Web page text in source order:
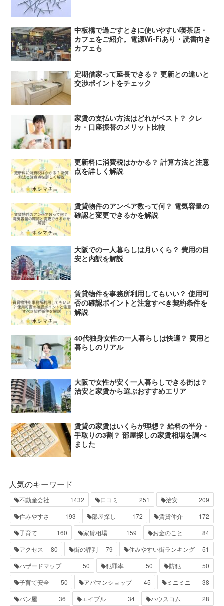
中板橋で過ごすときに使いやすい喫茶店・
カフェをご紹介。電源Wi-Fiあり・読書向き
カフェも
定期借家って延長できる？ 更新との違いと
交渉ポイントをチェック
家賃の支払い方法はどれがベスト？ クレ
カ・口座振替のメリット比較
更新料に消費税はかかる？ 計算方法と注意
点を詳しく解説
賃貸物件のアンペア数って何？ 電気容量の
確認と変更できるかを解説
大阪での一人暮らしは月いくら？ 費用の目
安と内訳を解説
賃貸物件を事務所利用してもいい？ 使用可
否の確認ポイントと注意すべき契約条件を
解説
40代独身女性の一人暮らしは快適？ 費用と
暮らしのリアル
大阪で女性が安く一人暮らしできる街は？
治安と家賃から選ぶおすすめエリア
賃貸の家賃はいくらが理想？ 給料の半分・
手取りの3割？ 部屋探しの家賃相場を調べ
ました
人気のキーワード
不動産会社 1432 口コミ 251 治安
209
住みやすさ
193 部屋探し 172 賃貸仲介
172
子育て
160 家賃相場 159 お金のこと
84
アクセス
80 街の評判 79 住みやすい街ランキング
51
ハザードマップ
50 犯罪率 50 防犯
50
子育て安全
50 アパマンショップ 45 ミニミニ
38
パン屋
36 エイブル 34 ハウスコム 28